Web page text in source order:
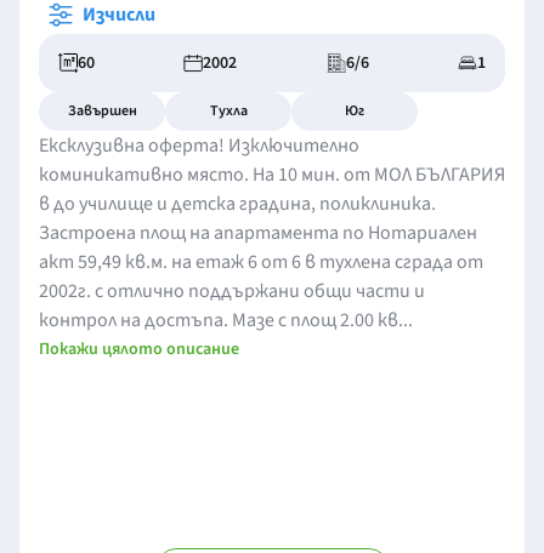
Изчисли
60 2002 6/6 1
Завършен Тухла Юг
Ексклузивна оферта! Изключително
коминикативно място. На 10 мин. от МОЛ БЪЛГАРИЯ
в до училище и детска градина, поликлиника.
Застроена площ на апартамента по Нотариален
акт 59,49 кв.м. на етаж 6 от 6 в тухлена сграда от
2002г. с отлично поддържани общи части и
контрол на достъпа. Мазе с площ 2.00 кв...
Покажи цялото описание